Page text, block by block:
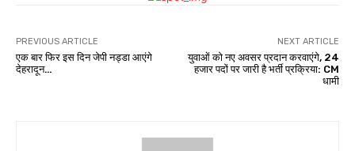
PREVIOUS ARTICLE
एक बार फिर इस दिन जेपी नड्डा आएंगे
देहरादून…
NEXT ARTICLE
युवाओं को नए अवसर प्रदान करवाएंगे, 24
हजार पदों पर जारी है भर्ती प्रक्रिया: CM
धामी